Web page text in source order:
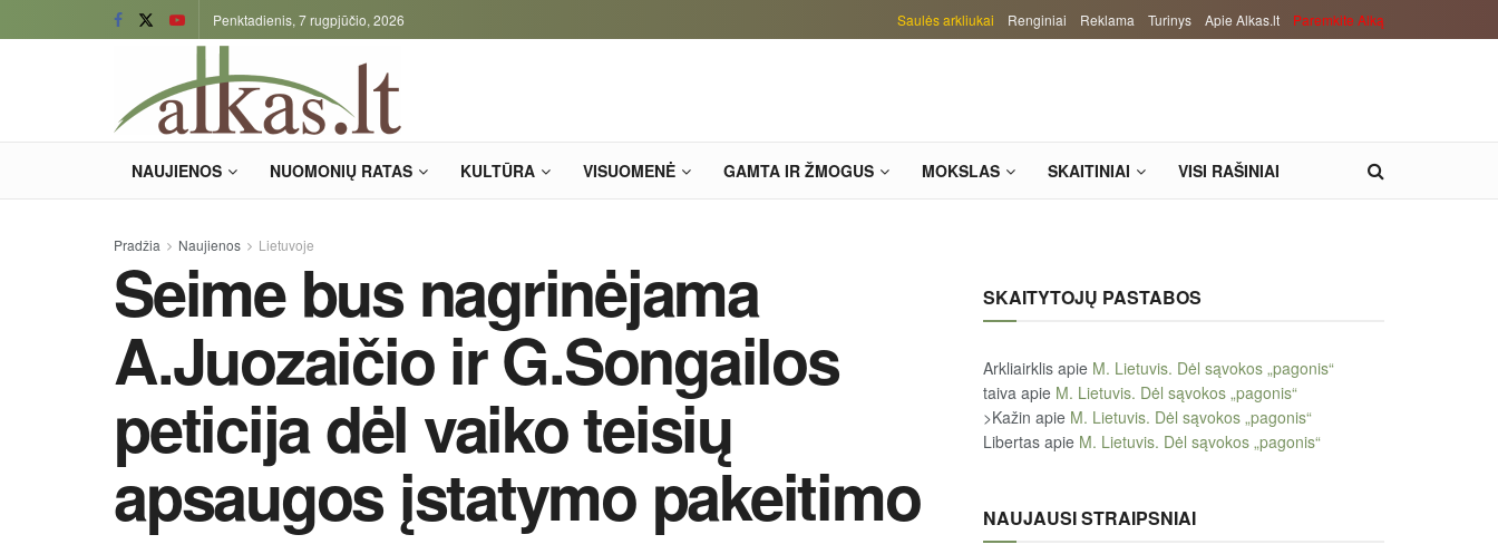
Penktadienis, 7 rugpjūčio, 2026 Saulės arkliukai Renginiai Reklama Turinys Apie Alkas.lt Paremkite Alką
NAUJIENOS NUOMONIŲ RATAS KULTŪRA VISUOMENĖ GAMTA IR ŽMOGUS MOKSLAS SKAITINIAI VISI RAŠINIAI
Pradžia Naujienos Lietuvoje
Seime bus nagrinėjama
A.Juozaičio ir G.Songailos
peticija dėl vaiko teisių
apsaugos įstatymo pakeitimo
SKAITYTOJŲ PASTABOS
Arkliairklis apie M. Lietuvis. Dėl sąvokos „pagonis“
taiva apie M. Lietuvis. Dėl sąvokos „pagonis“
>Kažin apie M. Lietuvis. Dėl sąvokos „pagonis“
Libertas apie M. Lietuvis. Dėl sąvokos „pagonis“
NAUJAUSI STRAIPSNIAI